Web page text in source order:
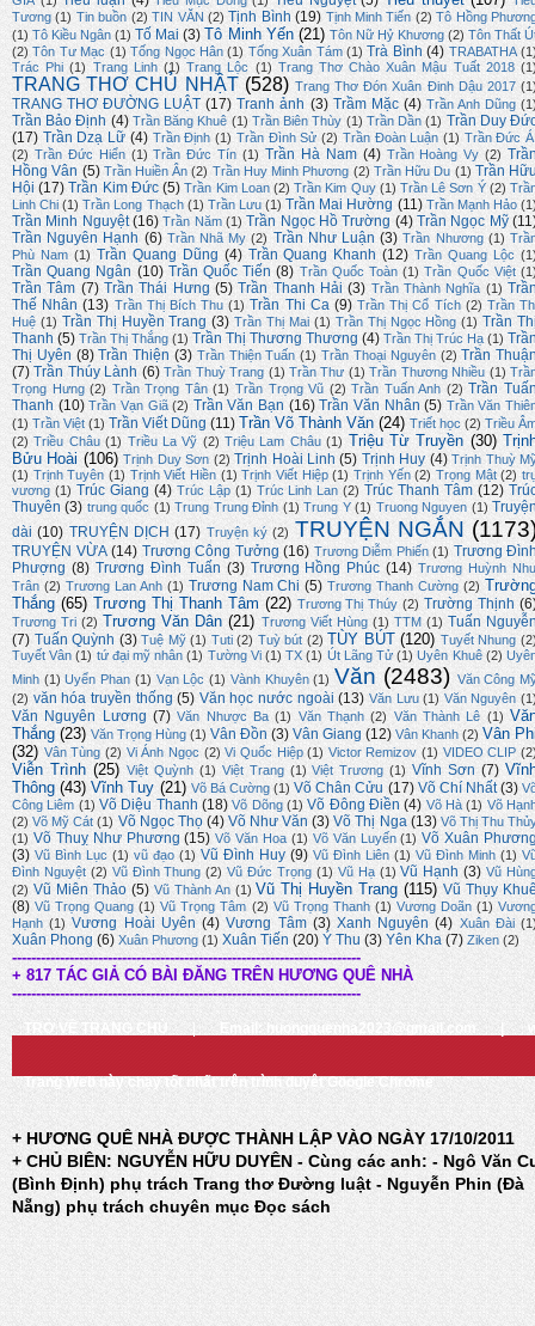
Tương (1) Tin buồn (2) TIN VĂN (2) Tịnh Bình (19) Tịnh Minh Tiến (2) Tô Hồng
(1) Tô Kiều Ngân (1) Tố Mai (3) Tô Minh Yến (21) Tôn Nữ Hỷ Khương (2) Tôn Thất
(2) Tôn Tư Mạc (1) Tống Ngọc Hân (1) Tống Xuân Tám (1) Trà Bình (4) TRABATHA
Trác Phi (1) Trang Linh (1) Trang Lộc (1) Trang Thơ Chào Xuân Mậu Tuất 2018
TRANG THƠ CHỦ NHẬT (528) Trang Thơ Đón Xuân Đinh Dậu 2017
TRANG THƠ ĐƯỜNG LUẬT (17) Tranh ảnh (3) Trầm Mặc (4) Trần Anh Dũng
Trần Bảo Định (4) Trần Băng Khuê (1) Trần Biên Thùy (1) Trần Dần (1) Trần Duy
(17) Trần Dzạ Lữ (4) Trần Định (1) Trần Đình Sử (2) Trần Đoàn Luận (1) Trần Đức
(2) Trần Đức Hiển (1) Trần Đức Tín (1) Trần Hà Nam (4) Trần Hoàng Vy (2)
Hồng Vân (5) Trần Huiền Ân (2) Trần Huy Minh Phương (2) Trần Hữu Du (1) Trần
Hội (17) Trần Kim Đức (5) Trần Kim Loan (2) Trần Kim Quy (1) Trần Lê Sơn Ý (2)
Linh Chi (1) Trần Long Thạch (1) Trần Lưu (1) Trần Mai Hường (11) Trần Mạnh Hảo
Trần Minh Nguyệt (16) Trần Năm (1) Trần Ngọc Hồ Trường (4) Trần Ngọc Mỹ
Trần Nguyên Hạnh (6) Trần Nhã My (2) Trần Như Luận (3) Trần Nhương (1)
Phù Nam (1) Trần Quang Dũng (4) Trần Quang Khanh (12) Trần Quang Lộc
Trần Quang Ngân (10) Trần Quốc Tiến (8) Trần Quốc Toàn (1) Trần Quốc Việt
Trần Tâm (7) Trần Thái Hưng (5) Trần Thanh Hải (3) Trần Thành Nghĩa (1)
Thế Nhân (13) Trần Thị Bích Thu (1) Trần Thi Ca (9) Trần Thị Cổ Tích (2) Trần
Huệ (1) Trần Thị Huyền Trang (3) Trần Thị Mai (1) Trần Thị Ngọc Hồng (1) Trần
Thanh (5) Trần Thị Thắng (1) Trần Thị Thương Thương (4) Trần Thị Trúc Hạ (1)
Thị Uyên (8) Trần Thiện (3) Trần Thiện Tuấn (1) Trần Thoại Nguyên (2) Trần
(7) Trần Thúy Lành (6) Trần Thuỳ Trang (1) Trần Thư (1) Trần Thương Nhiều (1)
Trọng Hưng (2) Trần Trọng Tân (1) Trần Trọng Vũ (2) Trần Tuấn Anh (2) Trần
Thanh (10) Trần Vạn Giã (2) Trần Văn Bạn (16) Trần Văn Nhân (5) Trần Văn
(1) Trần Việt (1) Trần Viết Dũng (11) Trần Võ Thành Văn (24) Triết học (2) Triều
(2) Triều Châu (1) Triều La Vỹ (2) Triệu Lam Châu (1) Triệu Từ Truyền (30)
Bửu Hoài (106) Trịnh Duy Sơn (2) Trịnh Hoài Linh (5) Trịnh Huy (4) Trịnh Thuỳ
(1) Trịnh Tuyên (1) Trịnh Viết Hiền (1) Trịnh Viết Hiệp (1) Trịnh Yến (2) Trọng Mật (2)
vương (1) Trúc Giang (4) Trúc Lập (1) Trúc Linh Lan (2) Trúc Thanh Tâm (12)
Thuyên (3) trung quốc (1) Trung Trung Đỉnh (1) Trung Y (1) Truong Nguyen (1)
dài (10) TRUYỆN DỊCH (17) Truyện ký (2) TRUYỆN NGẮN
TRUYỆN VỪA (14) Trương Công Tưởng (16) Trương Diễm Phiến (1) Trương
Phượng (8) Trương Đình Tuấn (3) Trương Hồng Phúc (14) Trương Huỳnh
Trân (2) Trương Lan Anh (1) Trương Nam Chi (5) Trương Thanh Cường (2)
Thắng (65) Trương Thị Thanh Tâm (22) Trương Thị Thúy (2) Trường Thịnh
Trương Tri (2) Trương Văn Dân (21) Trương Viết Hùng (1) TTM (1) Tuấn
(7) Tuấn Quỳnh (3) Tuệ Mỹ (1) Tuti (2) Tuỳ bút (2) TÙY BÚT (120) Tuyết Nhung
Tuyết Vân (1) tứ đại mỹ nhân (1) Tường Vi (1) TX (1) Út Lãng Tử (1) Uyên Khuê (2)
Minh (1) Uyển Phan (1) Vạn Lộc (1) Vành Khuyên (1) Văn (2483) Văn Công
(2) văn hóa truyền thống (5) Văn học nước ngoài (13) Văn Lưu (1) Văn Nguyên
Văn Nguyên Lương (7) Văn Nhược Ba (1) Văn Thạnh (2) Văn Thành Lê (1)
Thắng (23) Văn Trọng Hùng (1) Vân Đồn (3) Vân Giang (12) Vân Khanh (2) Vân
(32) Vân Tùng (2) Vi Ánh Ngọc (2) Vi Quốc Hiệp (1) Victor Remizov (1) VIDEO CLIP
Viễn Trình (25) Việt Quỳnh (1) Việt Trang (1) Việt Trương (1) Vĩnh Sơn (7)
Thông (43) Vĩnh Tuy (21) Võ Bá Cường (1) Võ Chân Cửu (17) Võ Chí Nhất (3)
Công Liêm (1) Võ Diệu Thanh (18) Võ Dõng (1) Võ Đông Điền (4) Võ Hà (1) Võ
(2) Võ Mỹ Cát (1) Võ Ngọc Thọ (4) Võ Như Văn (3) Võ Thị Nga (13) Võ Thị Thu
(1) Võ Thuỵ Như Phương (15) Võ Văn Hoa (1) Võ Văn Luyến (1) Võ Xuân
(3) Vũ Bình Lục (1) vũ đạo (1) Vũ Đình Huy (9) Vũ Đình Liên (1) Vũ Đình Minh (1)
Đình Nguyệt (2) Vũ Đình Thung (2) Vũ Đức Trọng (1) Vũ Hạ (1) Vũ Hạnh (3) Vũ
(2) Vũ Miên Thảo (5) Vũ Thành An (1) Vũ Thị Huyền Trang (115) Vũ Thụy
(8) Vũ Trọng Quang (1) Vũ Trọng Tâm (2) Vũ Trọng Thanh (1) Vương Doãn (1)
Hạnh (1) Vương Hoài Uyên (4) Vương Tâm (3) Xanh Nguyên (4) Xuân Đài
Xuân Phong (6) Xuân Phương (1) Xuân Tiến (20) Ý Thu (3) Yên Kha (7) Ziken (2)
-------------------------------------------------------------------------
+ 817 TÁC GIẢ CÓ BÀI ĐĂNG TRÊN HƯƠNG QUÊ NHÀ
-------------------------------------------------------------------------
TRỞ VỀ TRANG CHỦ Email: huongquenha2023@gmail.com
Trang Web này chạy tốt nhất trên trình duyệt Google Chrome
+ HƯƠNG QUÊ NHÀ ĐƯỢC THÀNH LẬP VÀO NGÀY 17/10/2011
+ CHỦ BIÊN: NGUYỄN HỮU DUYÊN - Cùng các anh: - Ngô Văn
(Bình Định) phụ trách Trang thơ Đường luật - Nguyễn Phin (Đà
Nẵng) phụ trách chuyên mục Đọc sách